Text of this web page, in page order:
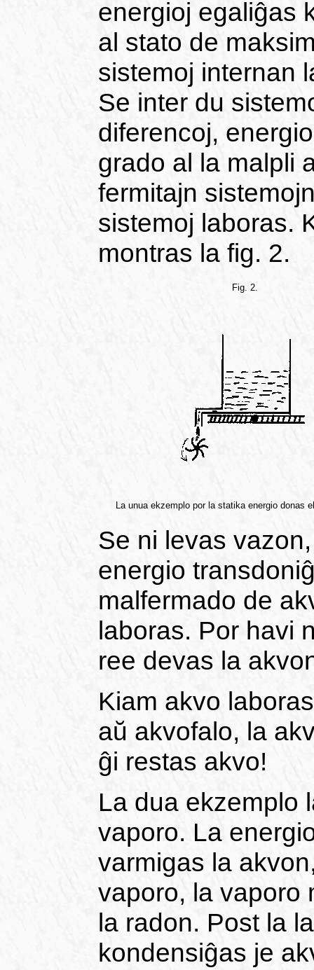
energioj egaliĝas
al stato de
sistemoj internan
Se inter du
diferencoj,
grado al la malpli
fermitajn
sistemoj laboras.
montras la fig. 2.
Fig. 2.
La unua ekzemplo por la statika energio donas
Se ni levas
energio
malfermado de
laboras. Por havi
ree devas la
Kiam akvo
aŭ akvofalo, la
ĝi restas akvo!
La dua ekzemplo
vaporo. La
varmigas la
vaporo, la vaporo
la radon. Post la
kondensiĝas je